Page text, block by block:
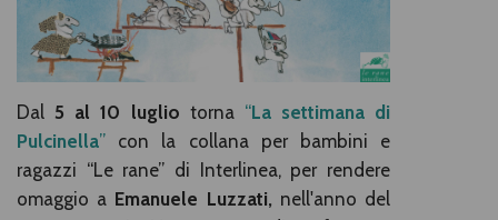
Dal 5 al 10 luglio torna “La settimana di
Pulcinella” con la collana per bambini e
ragazzi “Le rane” di Interlinea, per rendere
omaggio a Emanuele Luzzati, nell'anno del